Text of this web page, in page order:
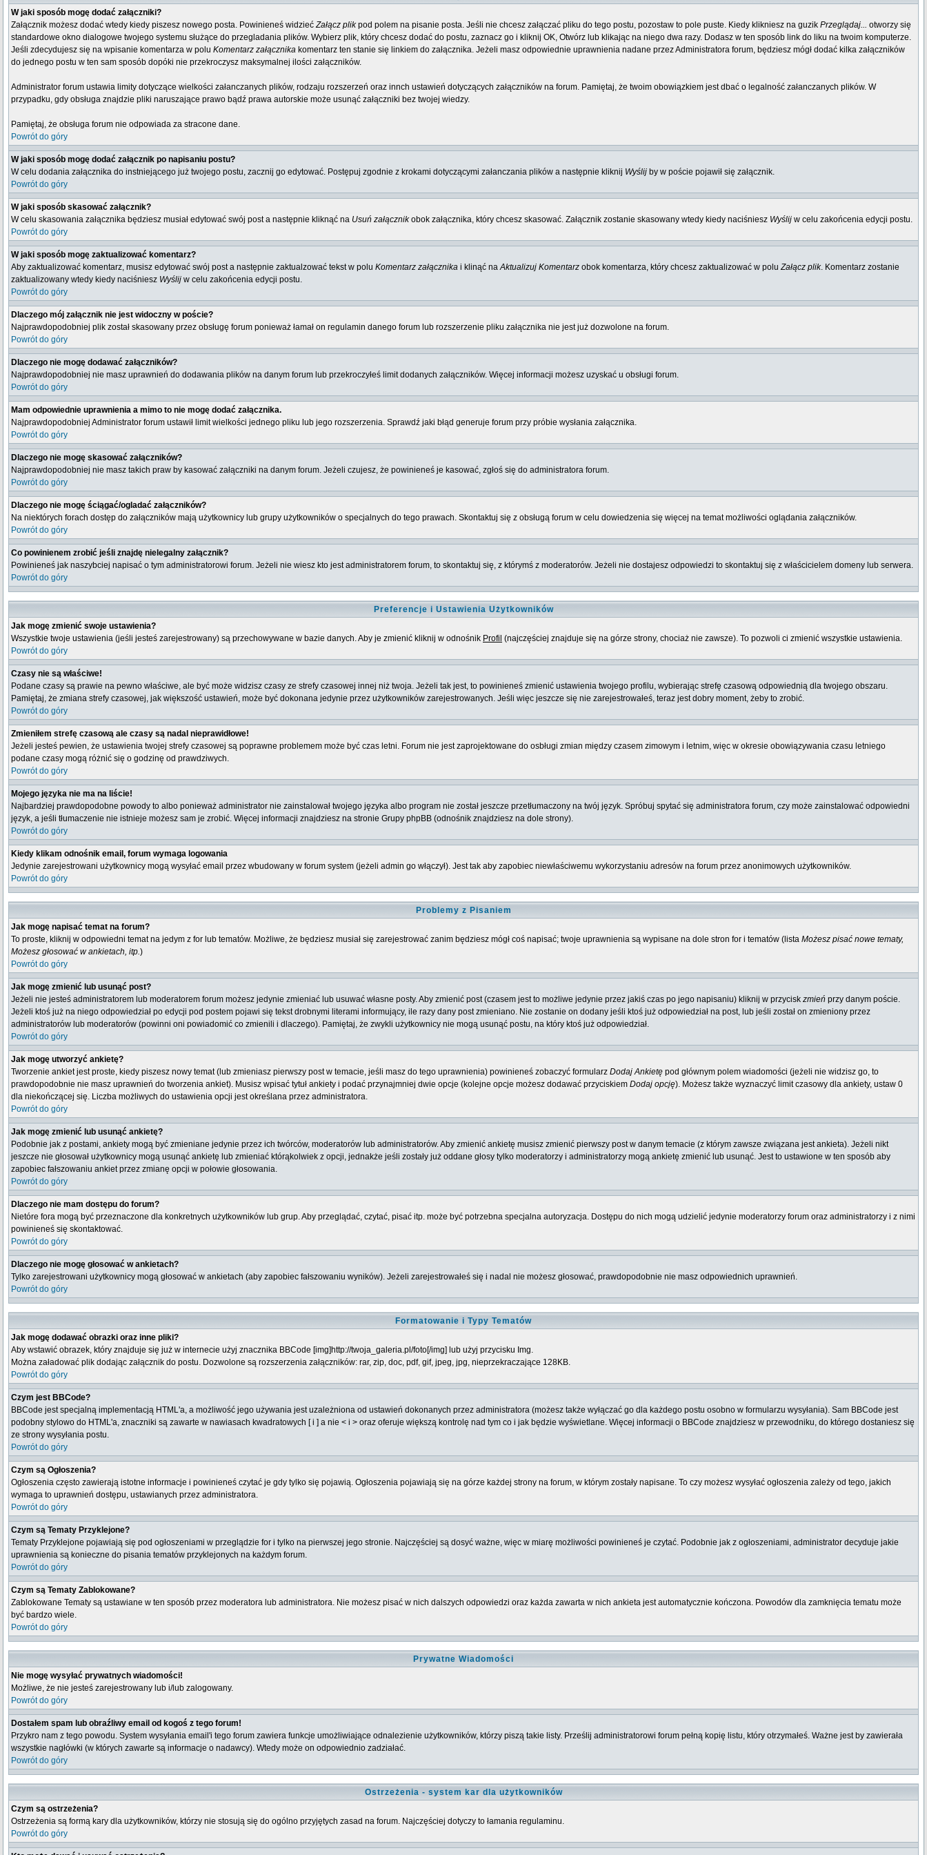
W jaki sposób mogę dodać załączniki?
Załącznik możesz dodać wtedy kiedy piszesz nowego posta. Powinieneś widziećZałącz plikpod polem na pisanie posta. Jeśli nie chcesz załączać pliku do tego postu, pozostaw to pole puste. Kiedy klikniesz na guzik Przeglądaj... otworzy się
standardowe okno dialogowe twojego systemu służące do przegladania plików. Wybierz plik, który chcesz dodać do postu, zaznacz go i kliknij OK, Otwórz lub klikając na niego dwa razy. Dodasz w ten sposób link do liku na twoim komputerze.
Jeśli zdecydujesz się na wpisanie komentarza w polu Komentarz załącznika komentarz ten stanie się linkiem do załącznika. Jeżeli masz odpowiednie uprawnienia nadane przez Administratora forum, będziesz mógł dodać kilka załączników
do jednego postu w ten sam sposób dopóki nie przekroczysz maksymalnej ilości załączników.
Administrator forum ustawia limity dotyczące wielkości załanczanych plików, rodzaju rozszerzeń oraz innch ustawień dotyczących załączników na forum. Pamiętaj, że twoim obowiązkiem jest dbać o legalność załanczanych plików. W
przypadku, gdy obsługa znajdzie pliki naruszające prawo bądź prawa autorskie może usunąć załączniki bez twojej wiedzy.
Pamiętaj, że obsługa forum nie odpowiada za stracone dane.
Powrót do góry
W jaki sposób mogę dodać załącznik po napisaniu postu?
W celu dodania załącznika do instniejącego już twojego postu, zacznij go edytować. Postępuj zgodnie z krokami dotyczącymi załanczania plików a następnie kliknij Wyślij by w poście pojawił się załącznik.
Powrót do góry
W jaki sposób skasować załącznik?
W celu skasowania załącznika będziesz musiał edytować swój post a następnie kliknąć na Usuń załącznikobok załącznika, który chcesz skasować. Załącznik zostanie skasowany wtedy kiedy naciśniesz Wyślij w celu zakońcenia edycji postu.
Powrót do góry
W jaki sposób mogę zaktualizować komentarz?
Aby zaktualizować komentarz, musisz edytować swój post a następnie zaktualzować tekst w polu Komentarz załącznika i klinąć naAktualizuj Komentarz obok komentarza, który chcesz zaktualizować w poluZałącz plik. Komentarz zostanie
zaktualizowany wtedy kiedy naciśniesz Wyślij w celu zakońcenia edycji postu.
Powrót do góry
Dlaczego mój załącznik nie jest widoczny w poście?
Najprawdopodobniej plik został skasowany przez obsługę forum ponieważ łamał on regulamin danego forum lub rozszerzenie pliku załącznika nie jest już dozwolone na forum.
Powrót do góry
Dlaczego nie mogę dodawać załączników?
Najprawdopodobniej nie masz uprawnień do dodawania plików na danym forum lub przekroczyłeś limit dodanych załączników. Więcej informacji możesz uzyskać u obsługi forum.
Powrót do góry
Mam odpowiednie uprawnienia a mimo to nie mogę dodać załącznika.
Najprawdopodobniej Administrator forum ustawił limit wielkości jednego pliku lub jego rozszerzenia. Sprawdź jaki błąd generuje forum przy próbie wysłania załącznika.
Powrót do góry
Dlaczego nie mogę skasować załączników?
Najprawdopodobniej nie masz takich praw by kasować załączniki na danym forum. Jeżeli czujesz, że powinieneś je kasować, zgłoś się do administratora forum.
Powrót do góry
Dlaczego nie mogę ściągać/ogladać załączników?
Na niektórych forach dostęp do załączników mają użytkownicy lub grupy użytkowników o specjalnych do tego prawach. Skontaktuj się z obsługą forum w celu dowiedzenia się więcej na temat możliwości oglądania załączników.
Powrót do góry
Co powinienem zrobić jeśli znajdę nielegalny załącznik?
Powinieneś jak naszybciej napisać o tym administratorowi forum. Jeżeli nie wiesz kto jest administratorem forum, to skontaktuj się, z którymś z moderatorów. Jeżeli nie dostajesz odpowiedzi to skontaktuj się z właścicielem domeny lub serwera.
Powrót do góry
Preferencje i Ustawienia Użytkowników
Jak mogę zmienić swoje ustawienia?
Wszystkie twoje ustawienia (jeśli jesteś zarejestrowany) są przechowywane w bazie danych. Aby je zmienić kliknij w odnośnik Profil (najczęściej znajduje się na górze strony, chociaż nie zawsze). To pozwoli ci zmienić wszystkie ustawienia.
Powrót do góry
Czasy nie są właściwe!
Podane czasy są prawie na pewno właściwe, ale być może widzisz czasy ze strefy czasowej innej niż twoja. Jeżeli tak jest, to powinieneś zmienić ustawienia twojego profilu, wybierając strefę czasową odpowiednią dla twojego obszaru.
Pamiętaj, że zmiana strefy czasowej, jak większość ustawień, może być dokonana jedynie przez użytkowników zarejestrowanych. Jeśli więc jeszcze się nie zarejestrowałeś, teraz jest dobry moment, żeby to zrobić.
Powrót do góry
Zmieniłem strefę czasową ale czasy są nadal nieprawidłowe!
Jeżeli jesteś pewien, że ustawienia twojej strefy czasowej są poprawne problemem może być czas letni. Forum nie jest zaprojektowane do osbługi zmian między czasem zimowym i letnim, więc w okresie obowiązywania czasu letniego
podane czasy mogą różnić się o godzinę od prawdziwych.
Powrót do góry
Mojego języka nie ma na liście!
Najbardziej prawdopodobne powody to albo ponieważ administrator nie zainstalował twojego języka albo program nie został jeszcze przetłumaczony na twój język. Spróbuj spytać się administratora forum, czy może zainstalować odpowiedni
język, a jeśli tłumaczenie nie istnieje możesz sam je zrobić. Więcej informacji znajdziesz na stronie Grupy phpBB (odnośnik znajdziesz na dole strony).
Powrót do góry
Kiedy klikam odnośnik email, forum wymaga logowania
Jedynie zarejestrowani użytkownicy mogą wysyłać email przez wbudowany w forum system (jeżeli admin go włączył). Jest tak aby zapobiec niewłaściwemu wykorzystaniu adresów na forum przez anonimowych użytkowników.
Powrót do góry
Problemy z Pisaniem
Jak mogę napisać temat na forum?
To proste, kliknij w odpowiedni temat na jedym z for lub tematów. Możliwe, że będziesz musiał się zarejestrować zanim będziesz mógł coś napisać; twoje uprawnienia są wypisane na dole stron for i tematów (lista Możesz pisać nowe tematy,
Możesz głosować w ankietach, itp.)
Powrót do góry
Jak mogę zmienić lub usunąć post?
Jeżeli nie jesteś administratorem lub moderatorem forum możesz jedynie zmieniać lub usuwać własne posty. Aby zmienić post (czasem jest to możliwe jedynie przez jakiś czas po jego napisaniu) kliknij w przycisk zmień przy danym poście.
Jeżeli ktoś już na niego odpowiedział po edycji pod postem pojawi się tekst drobnymi literami informujący, ile razy dany post zmieniano. Nie zostanie on dodany jeśli ktoś już odpowiedział na post, lub jeśli został on zmieniony przez
administratorów lub moderatorów (powinni oni powiadomić co zmienili i dlaczego). Pamiętaj, że zwykli użytkownicy nie mogą usunąć postu, na który ktoś już odpowiedział.
Powrót do góry
Jak mogę utworzyć ankietę?
Tworzenie ankiet jest proste, kiedy piszesz nowy temat (lub zmieniasz pierwszy post w temacie, jeśli masz do tego uprawnienia) powinieneś zobaczyć formularz Dodaj Ankietę pod głównym polem wiadomości (jeżeli nie widzisz go, to
prawdopodobnie nie masz uprawnień do tworzenia ankiet). Musisz wpisać tytuł ankiety i podać przynajmniej dwie opcje (kolejne opcje możesz dodawać przyciskiem Dodaj opcję). Możesz także wyznaczyć limit czasowy dla ankiety, ustaw 0
dla niekończącej się. Liczba możliwych do ustawienia opcji jest określana przez administratora.
Powrót do góry
Jak mogę zmienić lub usunąć ankietę?
Podobnie jak z postami, ankiety mogą być zmieniane jedynie przez ich twórców, moderatorów lub administratorów. Aby zmienić ankietę musisz zmienić pierwszy post w danym temacie (z którym zawsze związana jest ankieta). Jeżeli nikt
jeszcze nie głosował użytkownicy mogą usunąć ankietę lub zmieniać którąkolwiek z opcji, jednakże jeśli zostały już oddane głosy tylko moderatorzy i administratorzy mogą ankietę zmienić lub usunąć. Jest to ustawione w ten sposób aby
zapobiec fałszowaniu ankiet przez zmianę opcji w połowie głosowania.
Powrót do góry
Dlaczego nie mam dostępu do forum?
Nietóre fora mogą być przeznaczone dla konkretnych użytkowników lub grup. Aby przeglądać, czytać, pisać itp. może być potrzebna specjalna autoryzacja. Dostępu do nich mogą udzielić jedynie moderatorzy forum oraz administratorzy i z nimi
powinieneś się skontaktować.
Powrót do góry
Dlaczego nie mogę głosować w ankietach?
Tylko zarejestrowani użytkownicy mogą głosować w ankietach (aby zapobiec fałszowaniu wyników). Jeżeli zarejestrowałeś się i nadal nie możesz głosować, prawdopodobnie nie masz odpowiednich uprawnień.
Powrót do góry
Formatowanie i Typy Tematów
Jak mogę dodawać obrazki oraz inne pliki?
Aby wstawić obrazek, który znajduje się już w internecie użyj znacznika BBCode [img]http://twoja_galeria.pl/foto[/img] lub użyj przycisku Img.
Można załadować plik dodając załącznik do postu. Dozwolone są rozszerzenia załączników: rar, zip, doc, pdf, gif, jpeg, jpg, nieprzekraczające 128KB.
Powrót do góry
Czym jest BBCode?
BBCode jest specjalną implementacją HTML'a, a możliwość jego używania jest uzależniona od ustawień dokonanych przez administratora (możesz także wyłączać go dla każdego postu osobno w formularzu wysyłania). Sam BBCode jest
podobny stylowo do HTML'a, znaczniki są zawarte w nawiasach kwadratowych [ i ] a nie < i > oraz oferuje większą kontrolę nad tym co i jak będzie wyświetlane. Więcej informacji o BBCode znajdziesz w przewodniku, do którego dostaniesz się
ze strony wysyłania postu.
Powrót do góry
Czym są Ogłoszenia?
Ogłoszenia często zawierają istotne informacje i powinieneś czytać je gdy tylko się pojawią. Ogłoszenia pojawiają się na górze każdej strony na forum, w którym zostały napisane. To czy możesz wysyłać ogłoszenia zależy od tego, jakich
wymaga to uprawnień dostępu, ustawianych przez administratora.
Powrót do góry
Czym są Tematy Przyklejone?
Tematy Przyklejone pojawiają się pod ogłoszeniami w przeglądzie for i tylko na pierwszej jego stronie. Najczęściej są dosyć ważne, więc w miarę możliwości powinieneś je czytać. Podobnie jak z ogłoszeniami, administrator decyduje jakie
uprawnienia są konieczne do pisania tematów przyklejonych na każdym forum.
Powrót do góry
Czym są Tematy Zablokowane?
Zablokowane Tematy są ustawiane w ten sposób przez moderatora lub administratora. Nie możesz pisać w nich dalszych odpowiedzi oraz każda zawarta w nich ankieta jest automatycznie kończona. Powodów dla zamknięcia tematu może
być bardzo wiele.
Powrót do góry
Prywatne Wiadomości
Nie mogę wysyłać prywatnych wiadomości!
Możliwe, że nie jesteś zarejestrowany lub i/lub zalogowany.
Powrót do góry
Dostałem spam lub obraźliwy email od kogoś z tego forum!
Przykro nam z tego powodu. System wysyłania email'i tego forum zawiera funkcje umożliwiające odnalezienie użytkowników, którzy piszą takie listy. Prześlij administratorowi forum pełną kopię listu, który otrzymałeś. Ważne jest by zawierała
wszystkie nagłówki (w których zawarte są informacje o nadawcy). Wtedy może on odpowiednio zadziałać.
Powrót do góry
Ostrzeżenia - system kar dla użytkowników
Czym są ostrzeżenia?
Ostrzeżenia są formą kary dla użytkowników, którzy nie stosują się do ogólno przyjętych zasad na forum. Najczęściej dotyczy to łamania regulaminu.
Powrót do góry